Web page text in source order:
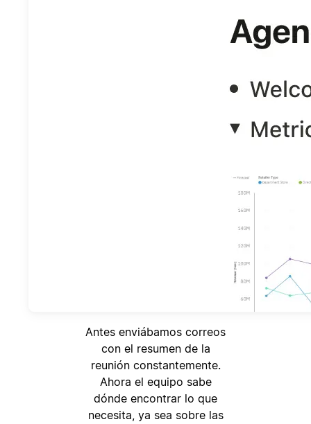
Antes enviábamos correos
con el resumen de la
reunión constantemente.
Ahora el equipo sabe
dónde encontrar lo que
necesita, ya sea sobre las